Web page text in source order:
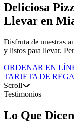
Deliciosa
Llevar en
Disfruta de nuestras
y listos para llevar.
ORDENAR EN
TARJETA DE
Scroll
Testimonios
Lo Que